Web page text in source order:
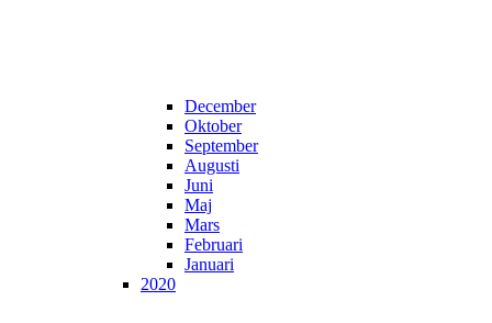
December
Oktober
September
Augusti
Juni
Maj
Mars
Februari
Januari
2020